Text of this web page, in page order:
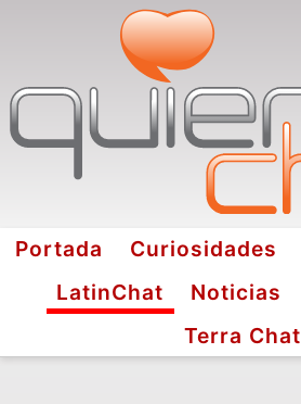
Portada Curiosidades
LatinChat
Noticias
Terra Chat